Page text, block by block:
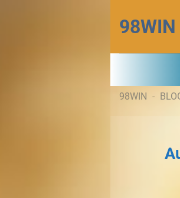
đến
nội
dung
98WIN
98WIN -